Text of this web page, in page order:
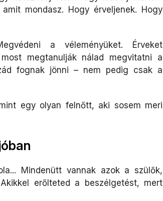
mondasz. Hogy érveljenek. Hogy
a véleményüket. Érveket
megtanulják nálad megvitatni a
fognak jönni – nem pedig csak a
egy olyan felnőtt, aki sosem meri
Mindenütt vannak azok a szülők,
erőlteted a beszélgetést, mert